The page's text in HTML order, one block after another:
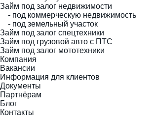
Займ под залог недвижимости
- под коммерческую недвижимость
- под земельный участок
Займ под залог спецтехники
Займ под грузовой авто с ПТС
Займ под залог мототехники
Компания
Вакансии
Информация для клиентов
Документы
Партнёрам
Блог
Контакты